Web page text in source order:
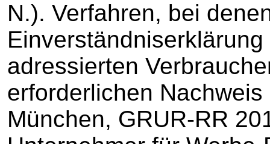
N.). Verfahren, bei
adressierten
erforderlichen
München, GRUR-RR